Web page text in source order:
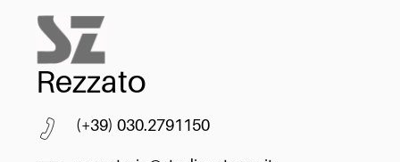
Rezzato
(+39) 030.2791150